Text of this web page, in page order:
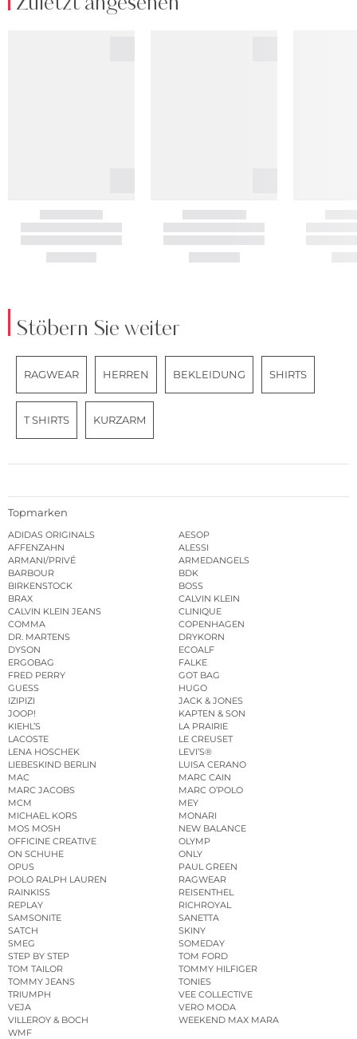
Stöbern Sie weiter
RAGWEAR HERREN BEKLEIDUNG SHIRTS
T SHIRTS KURZARM
Topmarken
ADIDAS ORIGINALS
AESOP
AFFENZAHN
ALESSI
ARMANI/PRIVÉ
ARMEDANGELS
BARBOUR
BDK
BIRKENSTOCK
BOSS
BRAX
CALVIN KLEIN
CALVIN KLEIN JEANS
CLINIQUE
COMMA
COPENHAGEN
DR. MARTENS
DRYKORN
DYSON
ECOALF
ERGOBAG
FALKE
FRED PERRY
GOT BAG
GUESS
HUGO
IZIPIZI
JACK & JONES
JOOP!
KAPTEN & SON
KIEHL’S
LA PRAIRIE
LACOSTE
LE CREUSET
LENA HOSCHEK
LEVI’S®
LIEBESKIND BERLIN
LUISA CERANO
MAC
MARC CAIN
MARC JACOBS
MARC O’POLO
MCM
MEY
MICHAEL KORS
MONARI
MOS MOSH
NEW BALANCE
OFFICINE CREATIVE
OLYMP
ON SCHUHE
ONLY
OPUS
PAUL GREEN
POLO RALPH LAUREN
RAGWEAR
RAINKISS
REISENTHEL
REPLAY
RICHROYAL
SAMSONITE
SANETTA
SATCH
SKINY
SMEG
SOMEDAY
STEP BY STEP
TOM FORD
TOM TAILOR
TOMMY HILFIGER
TOMMY JEANS
TONIES
TRIUMPH
VEE COLLECTIVE
VEJA
VERO MODA
VILLEROY & BOCH
WEEKEND MAX MARA
WMF